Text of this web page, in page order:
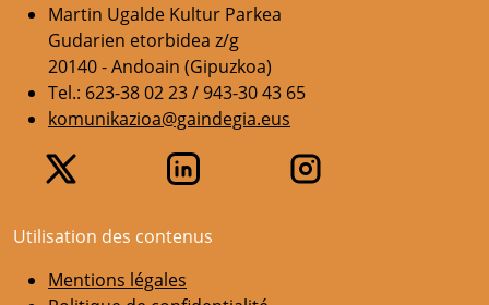
Martin Ugalde Kultur Parkea
Gudarien etorbidea z/g
20140 - Andoain (Gipuzkoa)
Tel.: 623-38 02 23 / 943-30 43 65
komunikazioa@gaindegia.eus
Utilisation des contenus
Mentions légales